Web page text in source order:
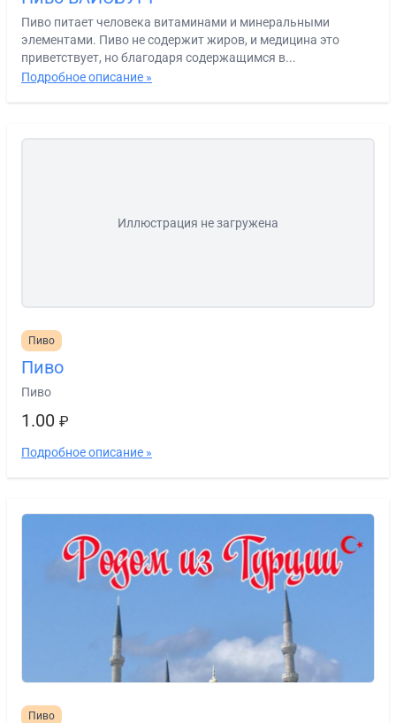
Пиво питает человека витаминами и минеральными
элементами. Пиво не содержит жиров, и медицина это
приветствует, но благодаря содержащимся в...
Подробное описание »
Иллюстрация не загружена
Пиво
Пиво
Пиво
1.00 ₽
Подробное описание »
Пиво